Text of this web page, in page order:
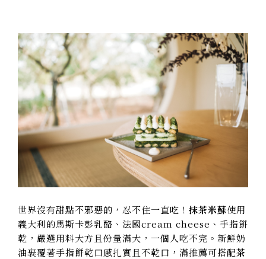
世界沒有甜點不邪惡的，忍不住一直吃！ 抹茶米蘇使用
義大利的馬斯卡彭乳酪、法國cream cheese、手指餅
乾，嚴選用料大方且份量滿大，一個人吃不完。新鮮奶
油裹覆著手指餅乾口感扎實且不乾口，滿推薦可搭配茶